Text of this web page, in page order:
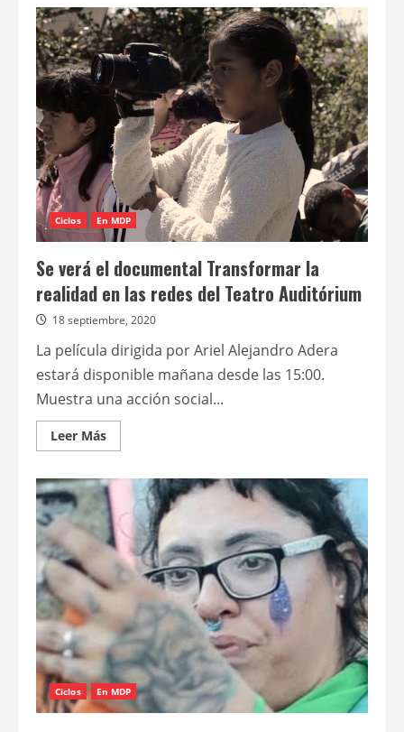
Estará
disponible
en
las
redes
del
Auditórium
la
docu-
ficción
Anosmia
Ciclos En MDP
Se verá el documental Transformar la
realidad en las redes del Teatro Auditórium
18 septiembre, 2020
La película dirigida por Ariel Alejandro Adera
estará disponible mañana desde las 15:00.
Muestra una acción social...
Leer MásLeer
más
Se
verá
el
documental
Transformar
la
realidad
las
redes
del
Teatro
Auditórium
Ciclos En MDP